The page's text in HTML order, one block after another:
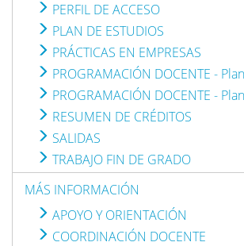
PERFIL DE ACCESO
PLAN DE ESTUDIOS
PRÁCTICAS EN EMPRESAS
PROGRAMACIÓN DOCENTE -
PROGRAMACIÓN DOCENTE -
RESUMEN DE CRÉDITOS
SALIDAS
TRABAJO FIN DE GRADO
MÁS INFORMACIÓN
APOYO Y ORIENTACIÓN
COORDINACIÓN DOCENTE